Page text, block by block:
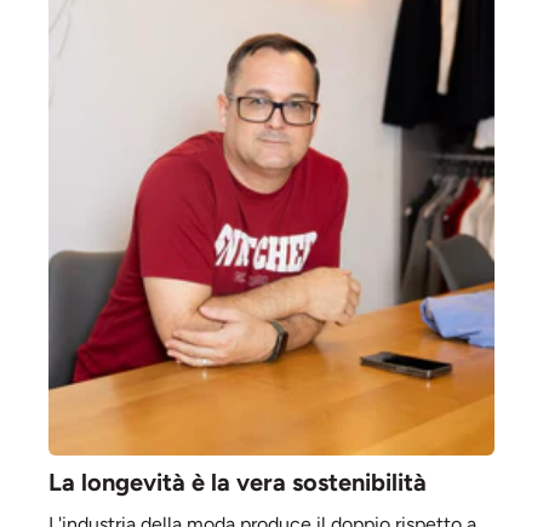
La longevità è la vera sostenibilità